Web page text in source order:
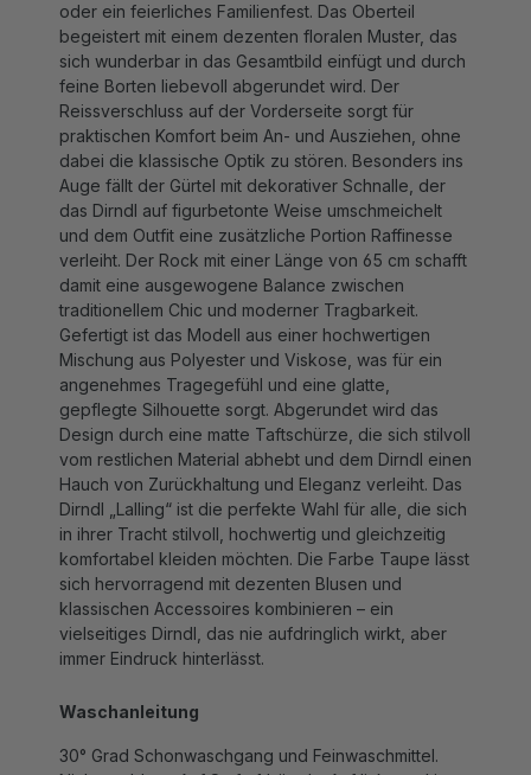
begeistert mit einem dezenten floralen Muster, das
sich wunderbar in das Gesamtbild einfügt und durch
feine Borten liebevoll abgerundet wird. Der
Reissverschluss auf der Vorderseite sorgt für
praktischen Komfort beim An- und Ausziehen, ohne
dabei die klassische Optik zu stören. Besonders ins
Auge fällt der Gürtel mit dekorativer Schnalle, der
das Dirndl auf figurbetonte Weise umschmeichelt
und dem Outfit eine zusätzliche Portion Raffinesse
verleiht. Der Rock mit einer Länge von 65 cm schafft
damit eine ausgewogene Balance zwischen
traditionellem Chic und moderner Tragbarkeit.
Gefertigt ist das Modell aus einer hochwertigen
Mischung aus Polyester und Viskose, was für ein
angenehmes Tragegefühl und eine glatte,
gepflegte Silhouette sorgt. Abgerundet wird das
Design durch eine matte Taftschürze, die sich stilvoll
vom restlichen Material abhebt und dem Dirndl einen
Hauch von Zurückhaltung und Eleganz verleiht. Das
Dirndl „Lalling“ ist die perfekte Wahl für alle, die sich
in ihrer Tracht stilvoll, hochwertig und gleichzeitig
komfortabel kleiden möchten. Die Farbe Taupe lässt
sich hervorragend mit dezenten Blusen und
klassischen Accessoires kombinieren – ein
vielseitiges Dirndl, das nie aufdringlich wirkt, aber
immer Eindruck hinterlässt.
Nicht tumblern. Auf Stufe 1 bügeln. Auf links und im